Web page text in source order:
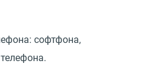
софтфона,